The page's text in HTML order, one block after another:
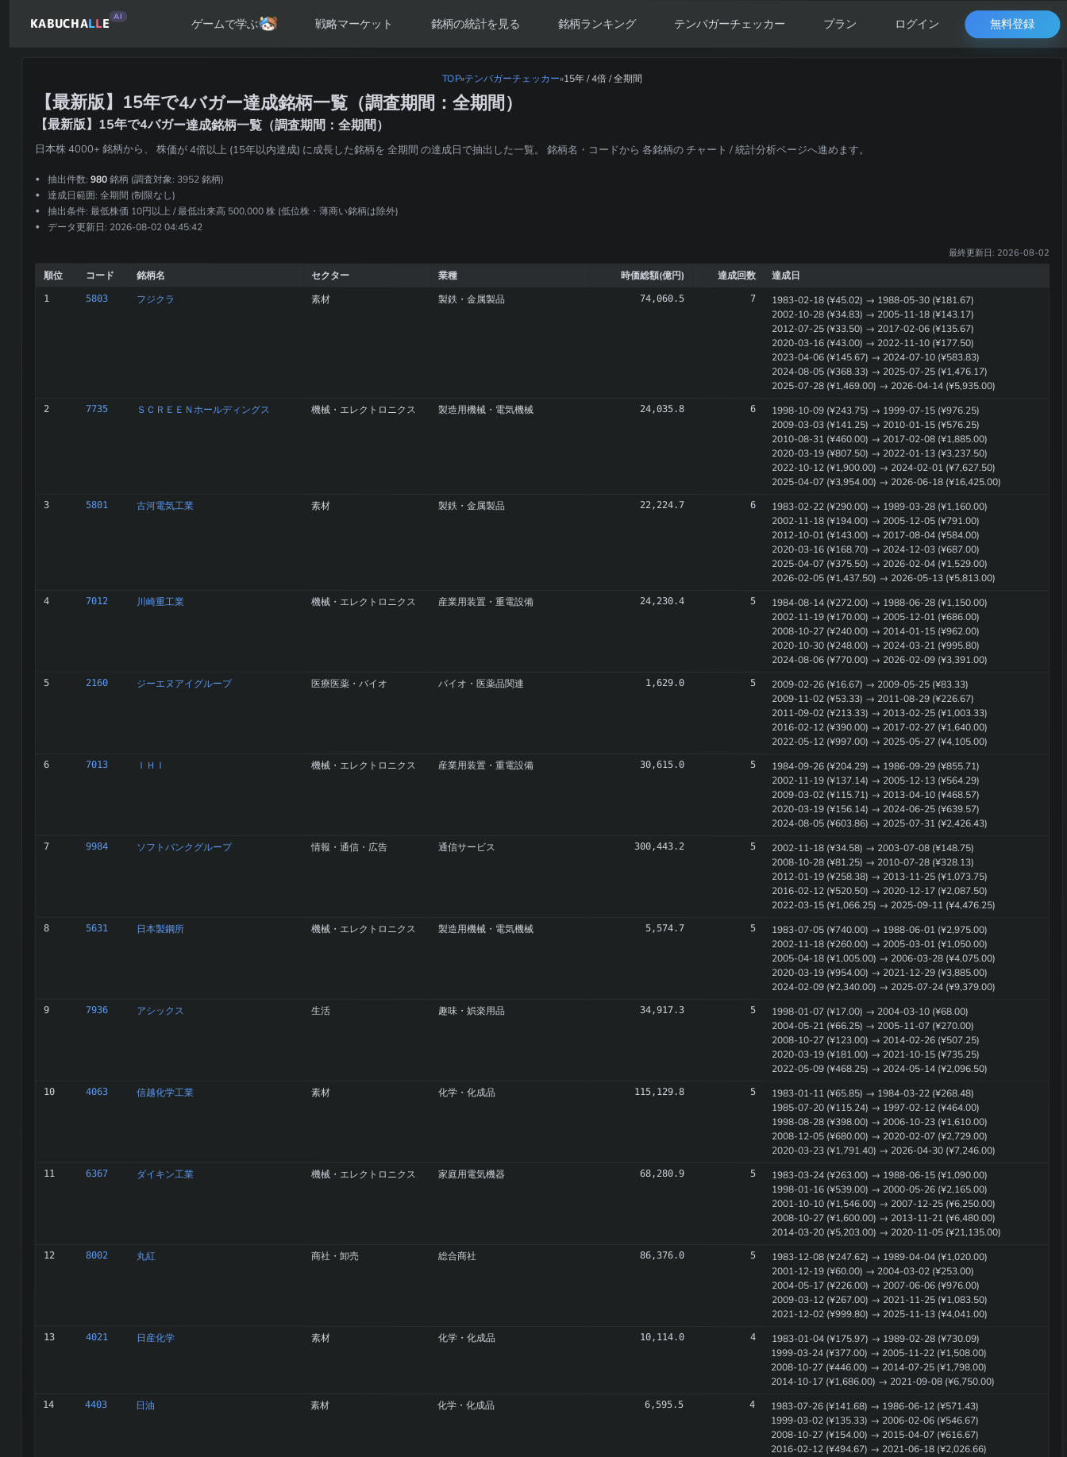
KABUCHALLE AI ゲームで学ぶ 戦略マーケット 銘柄の統計を見る 銘柄ランキング テンバガーチェッカー プラン ログイン 無料登録
TOP»テンバガーチェッカー»15年 / 4倍 / 全期間
【最新版】15年で4バガー達成銘柄一覧（調査期間：全期間）
【最新版】15年で4バガー達成銘柄一覧（調査期間：全期間）
日本株 4000+ 銘柄から、 株価が 4倍以上 (15年以内達成) に成長した銘柄を 全期間 の達成日で抽出した一覧。 銘柄名・コードから 各銘柄の チャート / 統計分析ページへ進めます。
抽出件数:980銘柄 (調査対象: 3952 銘柄)
達成日範囲: 全期間 (制限なし)
抽出条件: 最低株価 10円以上 / 最低出来高 500,000 株 (低位株・薄商い銘柄は除外)
データ更新日: 2026-08-02 04:45:42
最終更新日: 2026-08-02
順位 コード 銘柄名 セクター 業種 時価総額(億円) 達成回数 達成日
1 5803 フジクラ 素材 製鉄・金属製品 74,060.5 7 1983-02-18 (¥45.02) → 1988-05-30 (¥181.67)
2002-10-28 (¥34.83) → 2005-11-18 (¥143.17)
2012-07-25 (¥33.50) → 2017-02-06 (¥135.67)
2020-03-16 (¥43.00) → 2022-11-10 (¥177.50)
2023-04-06 (¥145.67) → 2024-07-10 (¥583.83)
2024-08-05 (¥368.33) → 2025-07-25 (¥1,476.17)
2025-07-28 (¥1,469.00) → 2026-04-14 (¥5,935.00)
2 7735 ＳＣＲＥＥＮホールディングス 機械・エレクトロニクス 製造用機械・電気機械 24,035.8 6 1998-10-09 (¥243.75) → 1999-07-15 (¥976.25)
2009-03-03 (¥141.25) → 2010-01-15 (¥576.25)
2010-08-31 (¥460.00) → 2017-02-08 (¥1,885.00)
2020-03-19 (¥807.50) → 2022-01-13 (¥3,237.50)
2022-10-12 (¥1,900.00) → 2024-02-01 (¥7,627.50)
2025-04-07 (¥3,954.00) → 2026-06-18 (¥16,425.00)
3 5801 古河電気工業 素材 製鉄・金属製品 22,224.7 6 1983-02-22 (¥290.00) → 1989-03-28 (¥1,160.00)
2002-11-18 (¥194.00) → 2005-12-05 (¥791.00)
2012-10-01 (¥143.00) → 2017-08-04 (¥584.00)
2020-03-16 (¥168.70) → 2024-12-03 (¥687.00)
2025-04-07 (¥375.50) → 2026-02-04 (¥1,529.00)
2026-02-05 (¥1,437.50) → 2026-05-13 (¥5,813.00)
4 7012 川崎重工業 機械・エレクトロニクス 産業用装置・重電設備 24,230.4 5 1984-08-14 (¥272.00) → 1988-06-28 (¥1,150.00)
2002-11-19 (¥170.00) → 2005-12-01 (¥686.00)
2008-10-27 (¥240.00) → 2014-01-15 (¥962.00)
2020-10-30 (¥248.00) → 2024-03-21 (¥995.80)
2024-08-06 (¥770.00) → 2026-02-09 (¥3,391.00)
5 2160 ジーエヌアイグループ 医療医薬・バイオ バイオ・医薬品関連 1,629.0 5 2009-02-26 (¥16.67) → 2009-05-25 (¥83.33)
2009-11-02 (¥53.33) → 2011-08-29 (¥226.67)
2011-09-02 (¥213.33) → 2013-02-25 (¥1,003.33)
2016-02-12 (¥390.00) → 2017-02-27 (¥1,640.00)
2022-05-12 (¥997.00) → 2025-05-27 (¥4,105.00)
6 7013 ＩＨＩ 機械・エレクトロニクス 産業用装置・重電設備 30,615.0 5
1984-09-26 (¥204.29) → 1986-09-29 (¥855.71)
2002-11-19 (¥137.14) → 2005-12-13 (¥564.29)
2009-03-02 (¥115.71) → 2013-04-10 (¥468.57)
2020-03-19 (¥156.14) → 2024-06-25 (¥639.57)
2024-08-05 (¥603.86) → 2025-07-31 (¥2,426.43)
7 9984 ソフトバンクグループ 情報・通信・広告 通信サービス 300,443.2 5
2002-11-18 (¥34.58) → 2003-07-08 (¥148.75)
2008-10-28 (¥81.25) → 2010-07-28 (¥328.13)
2012-01-19 (¥258.38) → 2013-11-25 (¥1,073.75)
2016-02-12 (¥520.50) → 2020-12-17 (¥2,087.50)
2022-03-15 (¥1,066.25) → 2025-09-11 (¥4,476.25)
8 5631 日本製鋼所 機械・エレクトロニクス 製造用機械・電気機械 5,574.7 5
1983-07-05 (¥740.00) → 1988-06-01 (¥2,975.00)
2002-11-18 (¥260.00) → 2005-03-01 (¥1,050.00)
2005-04-18 (¥1,005.00) → 2006-03-28 (¥4,075.00)
2020-03-19 (¥954.00) → 2021-12-29 (¥3,885.00)
2024-02-09 (¥2,340.00) → 2025-07-24 (¥9,379.00)
9 7936 アシックス 生活 趣味・娯楽用品 34,917.3 5 1998-01-07 (¥17.00) → 2004-03-10 (¥68.00)
2004-05-21 (¥66.25) → 2005-11-07 (¥270.00)
2008-10-27 (¥123.00) → 2014-02-26 (¥507.25)
2020-03-19 (¥181.00) → 2021-10-15 (¥735.25)
2022-05-09 (¥468.25) → 2024-05-14 (¥2,096.50)
10 4063 信越化学工業 素材 化学・化成品 115,129.8 5 1983-01-11 (¥65.85) → 1984-03-22 (¥268.48)
1985-07-20 (¥115.24) → 1997-02-12 (¥464.00)
1998-08-28 (¥398.00) → 2006-10-23 (¥1,610.00)
2008-12-05 (¥680.00) → 2020-02-07 (¥2,729.00)
2020-03-23 (¥1,791.40) → 2026-04-30 (¥7,246.00)
11 6367 ダイキン工業 機械・エレクトロニクス 家庭用電気機器 68,280.9 5
1983-03-24 (¥263.00) → 1988-06-15 (¥1,090.00)
1998-01-16 (¥539.00) → 2000-05-26 (¥2,165.00)
2001-10-10 (¥1,546.00) → 2007-12-25 (¥6,250.00)
2008-10-27 (¥1,600.00) → 2013-11-21 (¥6,480.00)
2014-03-20 (¥5,203.00) → 2020-11-05 (¥21,135.00)
12 8002 丸紅 商社・卸売 総合商社 86,376.0 5 1983-12-08 (¥247.62) → 1989-04-04 (¥1,020.00)
2001-12-19 (¥60.00) → 2004-03-02 (¥253.00)
2004-05-17 (¥226.00) → 2007-06-06 (¥976.00)
2009-03-12 (¥267.00) → 2021-11-25 (¥1,083.50)
2021-12-02 (¥999.80) → 2025-11-13 (¥4,041.00)
13 4021 日産化学 素材 化学・化成品 10,114.0 4 1983-01-04 (¥175.97) → 1989-02-28 (¥730.09)
1999-03-24 (¥377.00) → 2005-11-22 (¥1,508.00)
2008-10-27 (¥446.00) → 2014-07-25 (¥1,798.00)
2014-10-17 (¥1,686.00) → 2021-09-08 (¥6,750.00)
14 4403 日油 素材 化学・化成品 6,595.5 4
1983-07-26 (¥141.68) → 1986-06-12 (¥571.43)
1999-03-02 (¥135.33) → 2006-02-06 (¥546.67)
2008-10-27 (¥154.00) → 2015-04-07 (¥616.67)
2016-02-12 (¥494.67) → 2021-06-18 (¥2,026.66)